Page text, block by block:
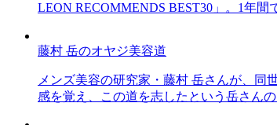
LEON RECOMMENDS BEST30」。1年
藤村 岳のオヤジ美容道
メンズ美容の研究家・藤村 岳さんが、同
感を覚え、この道を志したという岳さん